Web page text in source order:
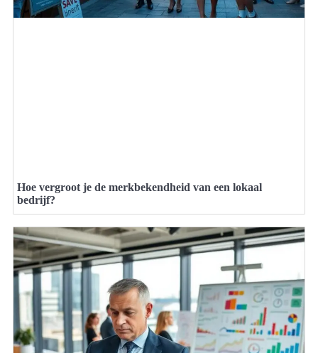
Hoe vergroot je de merkbekendheid van een lokaal
bedrijf?